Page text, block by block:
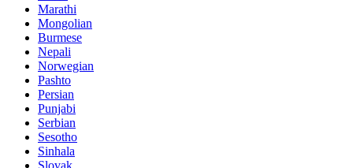
Marathi
Mongolian
Burmese
Nepali
Norwegian
Pashto
Persian
Punjabi
Serbian
Sesotho
Sinhala
Slovak